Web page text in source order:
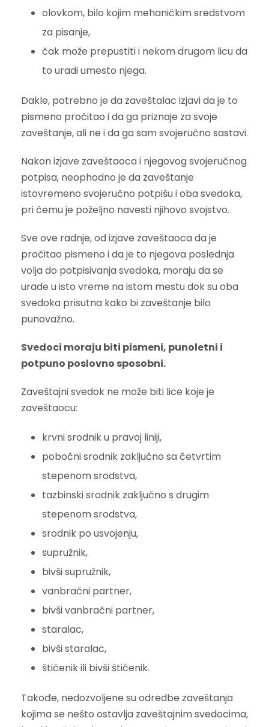
olovkom, bilo kojim mehaničkim sredstvom
za pisanje,
čak može prepustiti i nekom drugom licu da
to uradi umesto njega.
Dakle, potrebno je da zaveštalac izjavi da je to
pismeno pročitao i da ga priznaje za svoje
zaveštanje, ali ne i da ga sam svojeručno sastavi.
Nakon izjave zaveštaoca i njegovog svojeručnog
potpisa, neophodno je da zaveštanje
istovremeno svojeručno potpišu i oba svedoka,
pri čemu je poželjno navesti njihovo svojstvo.
Sve ove radnje, od izjave zaveštaoca da je
pročitao pismeno i da je to njegova poslednja
volja do potpisivanja svedoka, moraju da se
urade u isto vreme na istom mestu dok su oba
svedoka prisutna kako bi zaveštanje bilo
punovažno.
Svedoci moraju biti pismeni, punoletni i
potpuno poslovno sposobni.
Zaveštajni svedok ne može biti lice koje je
zaveštaocu:
krvni srodnik u pravoj liniji,
pobočni srodnik zaključno sa četvrtim
stepenom srodstva,
tazbinski srodnik zaključno s drugim
stepenom srodstva,
srodnik po usvojenju,
supružnik,
bivši supružnik,
vanbračni partner,
bivši vanbračni partner,
staralac,
bivši staralac,
štićenik ili bivši štićenik.
Takođe, nedozvoljene su odredbe zaveštanja
kojima se nešto ostavlja zaveštajnim svedocima,